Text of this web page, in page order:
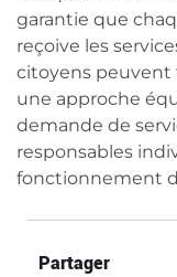
garantie que
reçoive les
citoyens peuvent
une approche
demande de
responsables
fonctionnement
Partager